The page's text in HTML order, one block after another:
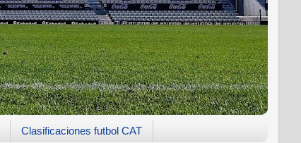
Clasificaciones futbol CAT